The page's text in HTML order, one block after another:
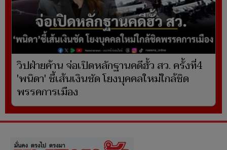
วิปฝ่ายค้าน จ่อเปิดหลักฐานคดีฮั้ว สว. ครั้งที่4
'พนิดา' ชี้เส้นเงินชัด โยงบุคคลใหม่ใกล้ชิด
พรรคการเมือง